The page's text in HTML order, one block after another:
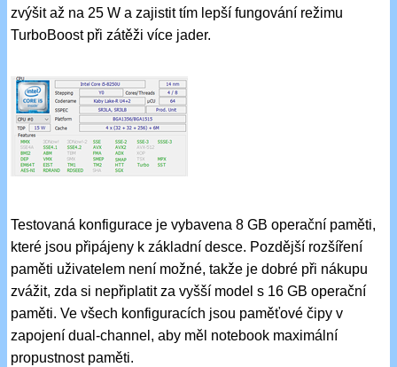
zvýšit až na 25 W a zajistit tím lepší fungování režimu
TurboBoost při zátěži více jader.
Testovaná konfigurace je vybavena 8 GB operační paměti,
které jsou připájeny k základní desce. Pozdější rozšíření
paměti uživatelem není možné, takže je dobré při nákupu
zvážit, zda si nepřiplatit za vyšší model s 16 GB operační
paměti. Ve všech konfiguracích jsou paměťové čipy v
zapojení dual-channel, aby měl notebook maximální
propustnost paměti.